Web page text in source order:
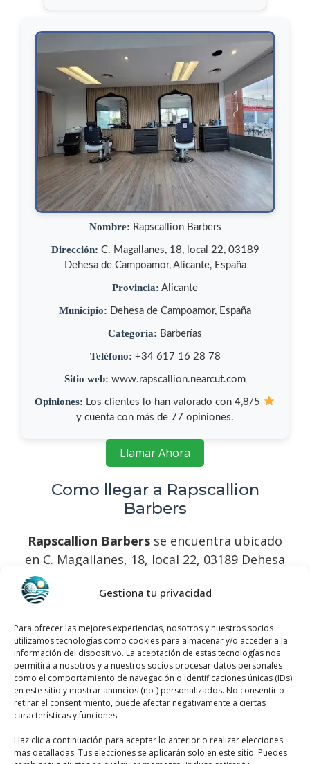
Gestiona tu privacidad
Para ofrecer las mejores experiencias, nosotros y nuestros socios
utilizamos tecnologías como cookies para almacenar y/o acceder a la
información del dispositivo. La aceptación de estas tecnologías nos
permitirá a nosotros y a nuestros socios procesar datos personales
como el comportamiento de navegación o identificaciones únicas (IDs)
en este sitio y mostrar anuncios (no-) personalizados. No consentir o
retirar el consentimiento, puede afectar negativamente a ciertas
características y funciones.
Haz clic a continuación para aceptar lo anterior o realizar elecciones
más detalladas. Tus elecciones se aplicarán solo en este sitio. Puedes
Nombre: Rapscallion Barbers
Dirección: C. Magallanes, 18, local 22, 03189
Dehesa de Campoamor, Alicante, España
Provincia: Alicante
Municipio: Dehesa de Campoamor, España
Categoría: Barberías
Teléfono: +34 617 16 28 78
Sitio web: www.rapscallion.nearcut.com
Opiniones: Los clientes lo han valorado con 4,8/5
y cuenta con más de 77 opiniones.
Llamar Ahora
Como llegar a Rapscallion
Barbers
Rapscallion Barbers se encuentra ubicado
en C. Magallanes, 18, local 22, 03189 Dehesa
de Campoamor, Alicante, España, utiliza el
siguientemapa para ubicarlos
Haz clic para aceptar márketing cookies y